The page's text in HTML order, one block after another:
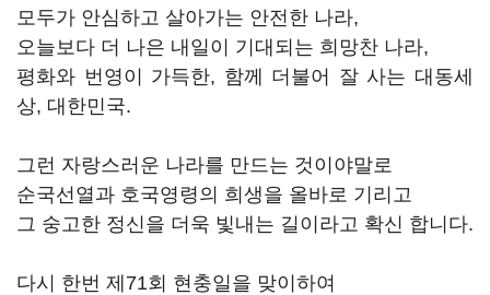
모두가 안심하고 살아가는 안전한 나라,
오늘보다 더 나은 내일이 기대되는 희망찬 나라,
평화와 번영이 가득한, 함께 더불어 잘 사는 대동세
상, 대한민국.
그런 자랑스러운 나라를 만드는 것이야말로
순국선열과 호국영령의 희생을 올바로 기리고
그 숭고한 정신을 더욱 빛내는 길이라고 확신 합니다.
다시 한번 제71회 현충일을 맞이하여